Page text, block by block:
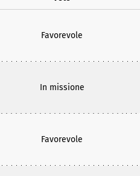
Favorevole
In missione
Favorevole